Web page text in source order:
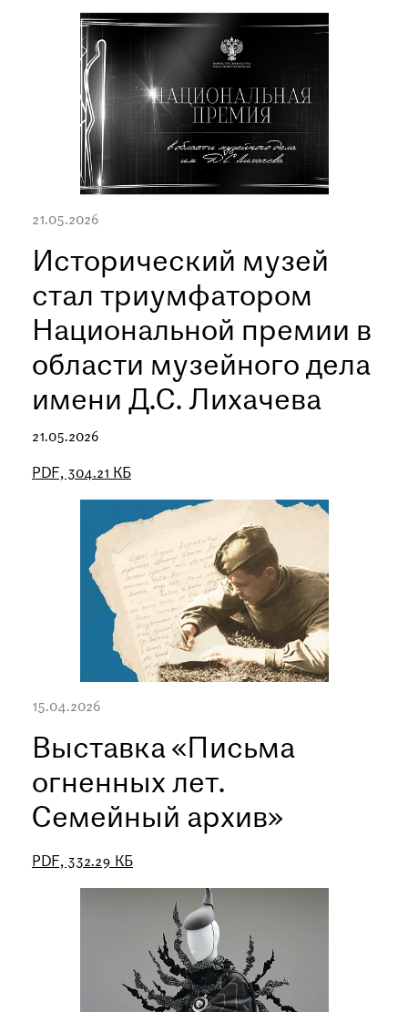
Опрос о качестве работы музея
Просим вас пройти опрос
о качестве работы музея. Ваше
мнение поможет нам стать лучше!
Пройти опрос
21.05.2026
Исторический музей
стал триумфатором
Национальной премии в
области музейного дела
имени Д.С. Лихачева
21.05.2026
PDF, 304.21 КБ
15.04.2026
Выставка «Письма
огненных лет.
Семейный архив»
PDF, 332.29 КБ